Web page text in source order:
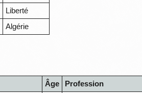
Liberté
Algérie
Âge Profession